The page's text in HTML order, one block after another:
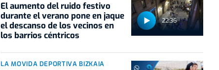
22:36
El aumento del ruido festivo
durante el verano pone en jaque
el descanso de los vecinos en
los barrios céntricos
LA MOVIDA DEPORTIVA BIZKAIA